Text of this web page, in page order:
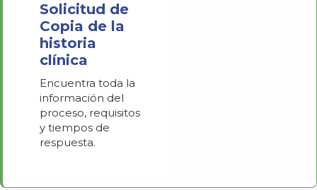
Solicitud de
Copia de la
historia
clínica
Encuentra toda la
información del
proceso, requisitos
y tiempos de
respuesta.